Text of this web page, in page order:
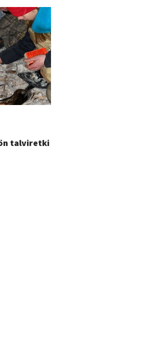
talviretki